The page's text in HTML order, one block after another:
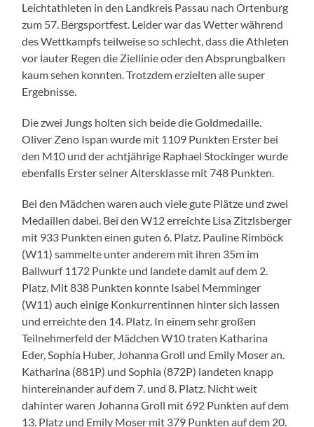
Leichtathleten in den Landkreis Passau nach Ortenburg
zum 57. Bergsportfest. Leider war das Wetter während
des Wettkampfs teilweise so schlecht, dass die Athleten
vor lauter Regen die Ziellinie oder den Absprungbalken
kaum sehen konnten. Trotzdem erzielten alle super
Ergebnisse.
Die zwei Jungs holten sich beide die Goldmedaille.
Oliver Zeno Ispan wurde mit 1109 Punkten Erster bei
den M10 und der achtjährige Raphael Stockinger wurde
ebenfalls Erster seiner Altersklasse mit 748 Punkten.
Bei den Mädchen waren auch viele gute Plätze und zwei
Medaillen dabei. Bei den W12 erreichte Lisa Zitzlsberger
mit 933 Punkten einen guten 6. Platz. Pauline Rimböck
(W11) sammelte unter anderem mit ihren 35m im
Ballwurf 1172 Punkte und landete damit auf dem 2.
Platz. Mit 838 Punkten konnte Isabel Memminger
(W11) auch einige Konkurrentinnen hinter sich lassen
und erreichte den 14. Platz. In einem sehr großen
Teilnehmerfeld der Mädchen W10 traten Katharina
Eder, Sophia Huber, Johanna Groll und Emily Moser an.
Katharina (881P) und Sophia (872P) landeten knapp
hintereinander auf dem 7. und 8. Platz. Nicht weit
dahinter waren Johanna Groll mit 692 Punkten auf dem
13. Platz und Emily Moser mit 379 Punkten auf dem 20.